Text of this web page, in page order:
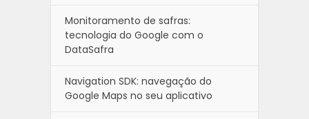
Monitoramento de safras:
tecnologia do Google com o
DataSafra
Navigation SDK: navegação do
Google Maps no seu aplicativo